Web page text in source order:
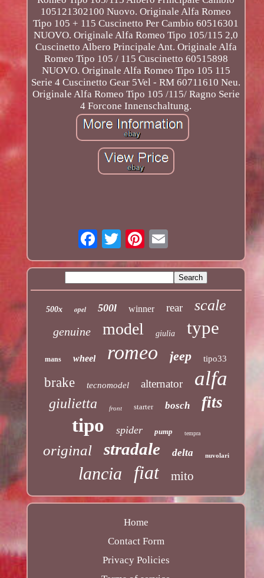
105121302100 Nuovo. Originale Alfa Romeo
Tipo 105 + 115 Cuscinetto Per Cambio 60516301
NUOVO. Originale Alfa Romeo Tipo 105/115 2,0
Cuscinetto Albero Principale Ant. Originale Alfa
Romeo Tipo 105 / 115 Cuscinetto 60515898
NUOVO. Originale Alfa Romeo Tipo 105 115
Serie 4 Cuscinetto Gear 5Vel - RM 60711610 Neu.
Originale Alfa Romeo Tipo 105 /115/ Ragno Serie
4 Forcone Innenschaltung.
500x opel 500l winner rear scale
genuine model giulia type
mans wheel romeo jeep tipo33
brake tecnomodel alternator alfa
giulietta front starter bosch fits
tipo spider pump tempra
original stradale delta nuvolari
lancia fiat mito
Home
Contact Form
Privacy Policies